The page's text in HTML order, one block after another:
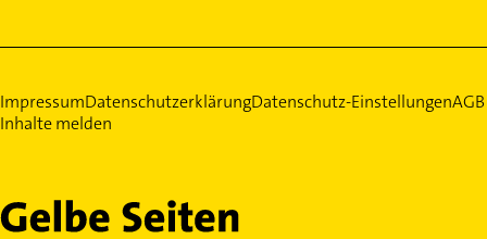
ImpressumDatenschutzerklärungDatenschutz-EinstellungenAGB
Inhalte melden